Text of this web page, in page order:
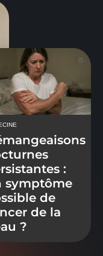
:
symptôme
de
de la
?